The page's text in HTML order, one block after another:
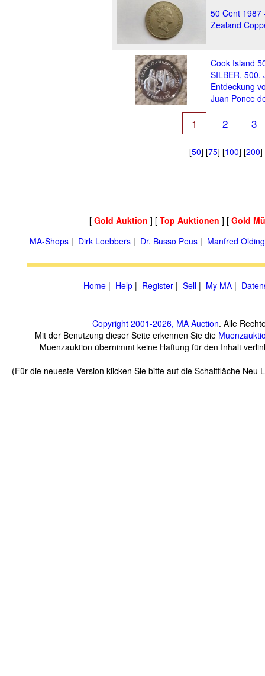
50 Cent 1987
Zealand
Cook Island
SILBER, 500.
Entdeckung
Juan Ponce
1 2 3
[50] [75] [100] [200]
[ Gold Auktion ] [ Top Auktionen ] [ Gold
MA-Shops | Dirk Loebbers | Dr. Busso Peus | Manfred Olding
Home | Help | Register | Sell | My MA |
Copyright 2001-2026, MA Auction. Alle
Mit der Benutzung dieser Seite erkennen Sie die
Muenzauktion übernimmt keine Haftung für den Inhalt
(Für die neueste Version klicken Sie bitte auf die Schaltfläche Neu